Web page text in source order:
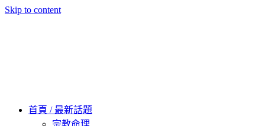
Skip to content
首頁 / 最新話題
宗教命理